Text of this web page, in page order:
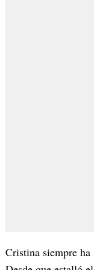
Cristina siempre ha